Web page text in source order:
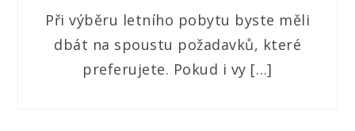
Při výběru letního pobytu byste měli
dbát na spoustu požadavků, které
preferujete. Pokud i vy […]